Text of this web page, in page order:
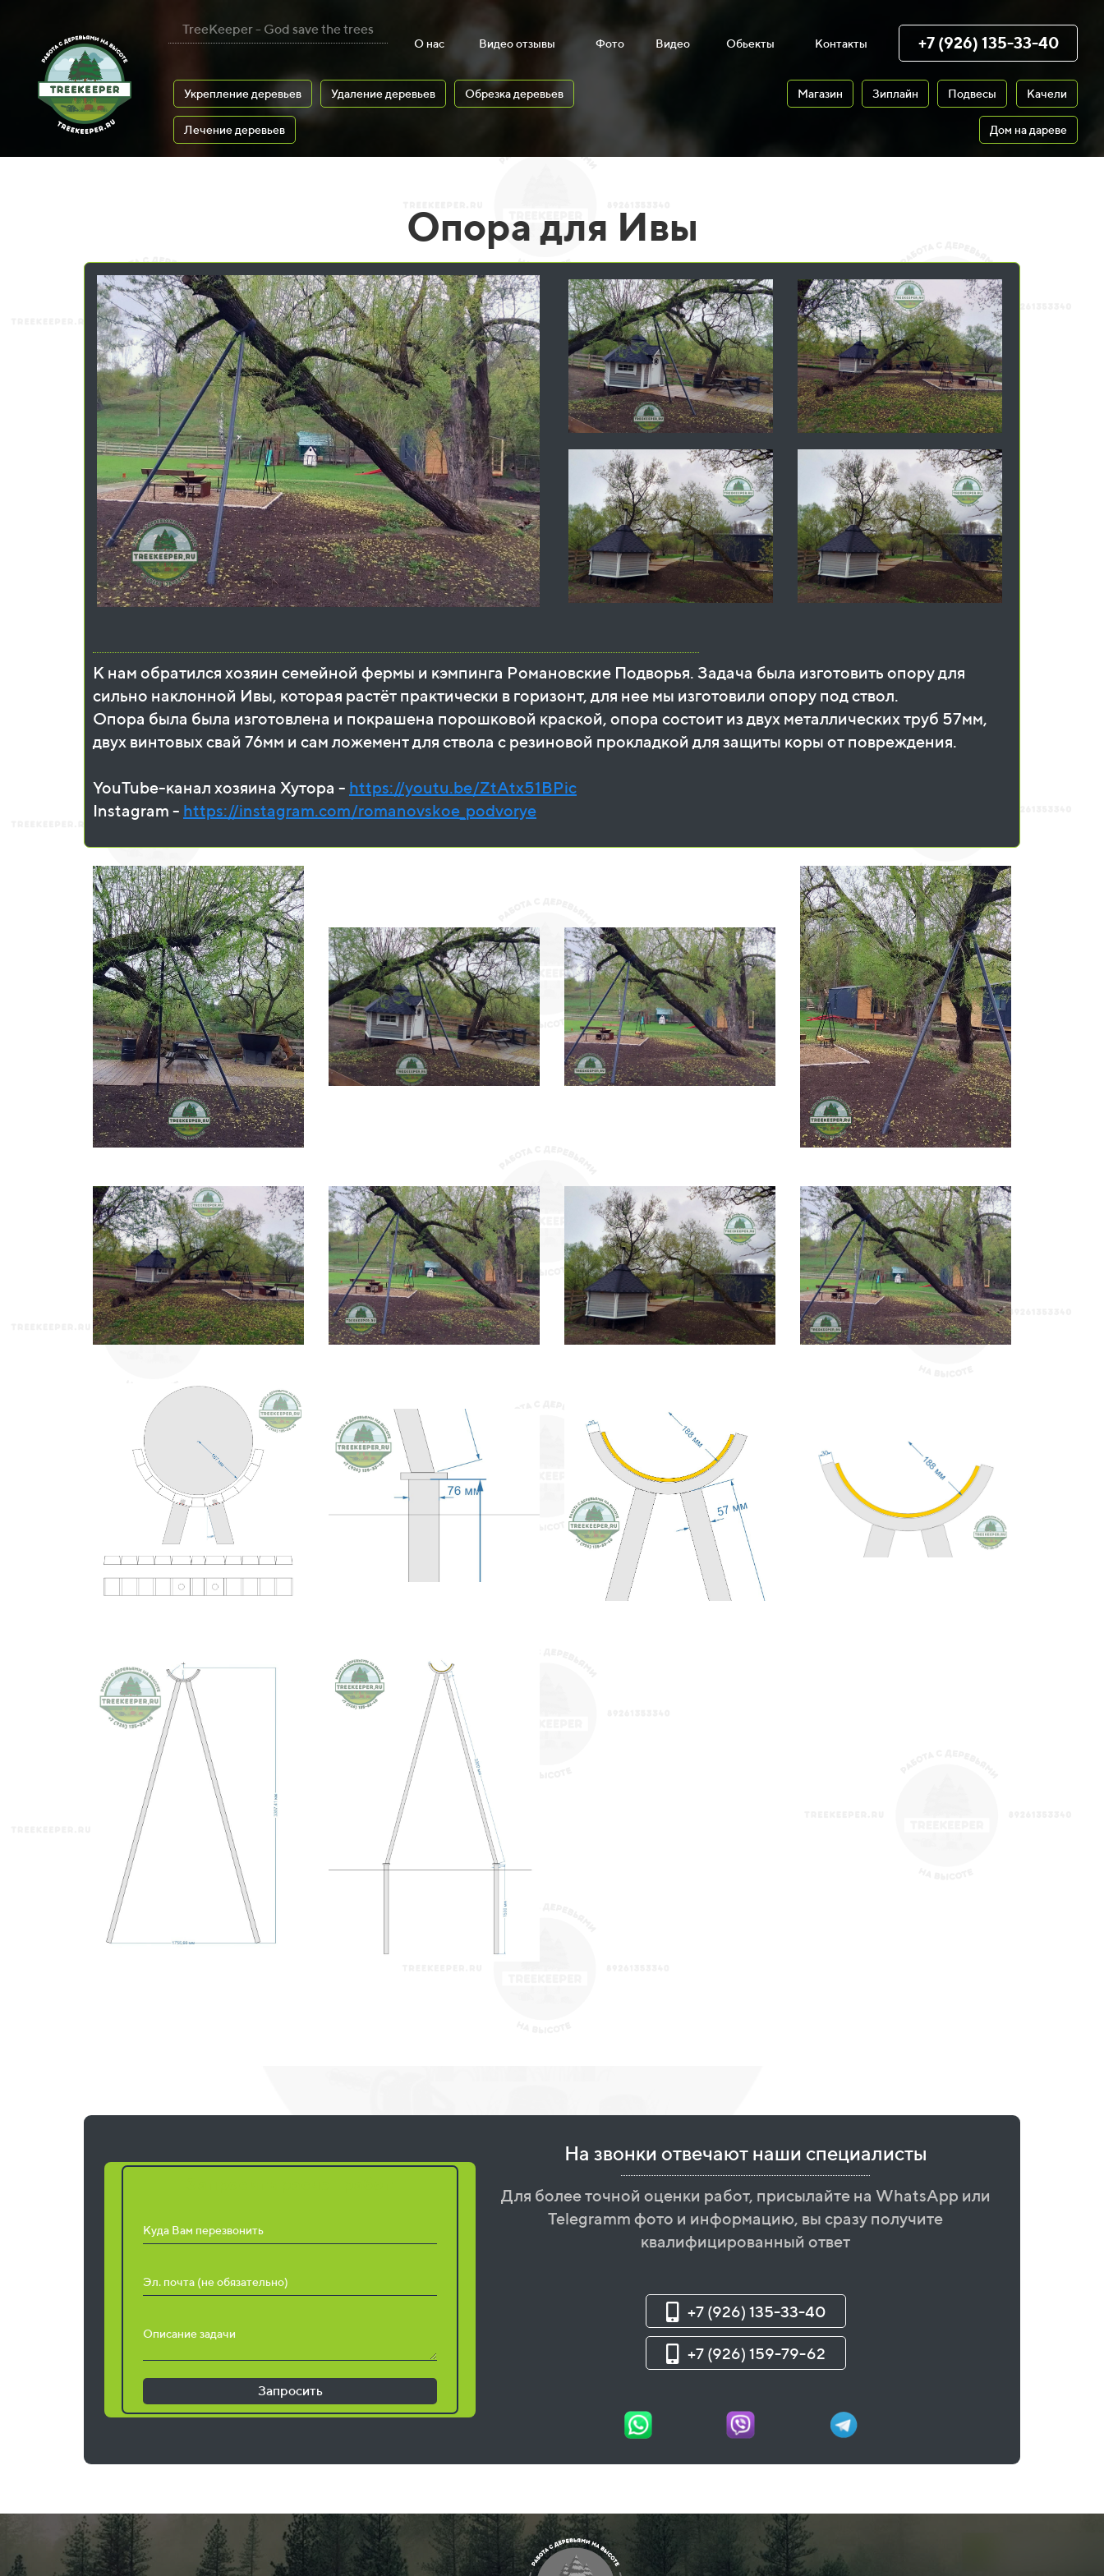
TreeKeeper - God save the trees
О нас Видео отзывы Фото Видео Обьекты Контакты +7 (926) 135-33-40
Укрепление деревьев Удаление деревьев Обрезка деревьев
Лечение деревьев
Магазин Зиплайн Подвесы Качели
Дом на дареве
Опора для Ивы
К нам обратился хозяин семейной фермы и кэмпинга Романовские Подворья. Задача была изготовить опору для
сильно наклонной Ивы, которая растёт практически в горизонт, для нее мы изготовили опору под ствол.
Опора была была изготовлена и покрашена порошковой краской, опора состоит из двух металлических труб 57мм,
двух винтовых свай 76мм и сам ложемент для ствола с резиновой прокладкой для защиты коры от повреждения.
YouTube-канал хозяина Хутора - https://youtu.be/ZtAtx51BPic
Instagram - https://instagram.com/romanovskoe_podvorye
Куда Вам перезвонить
Эл. почта (не обязательно)
Описание задачи
Запросить
На звонки отвечают наши специалисты
Для более точной оценки работ, присылайте на WhatsApp или
Telegramm фото и информацию, вы сразу получите
квалифицированный ответ
+7 (926) 135-33-40
+7 (926) 159-79-62